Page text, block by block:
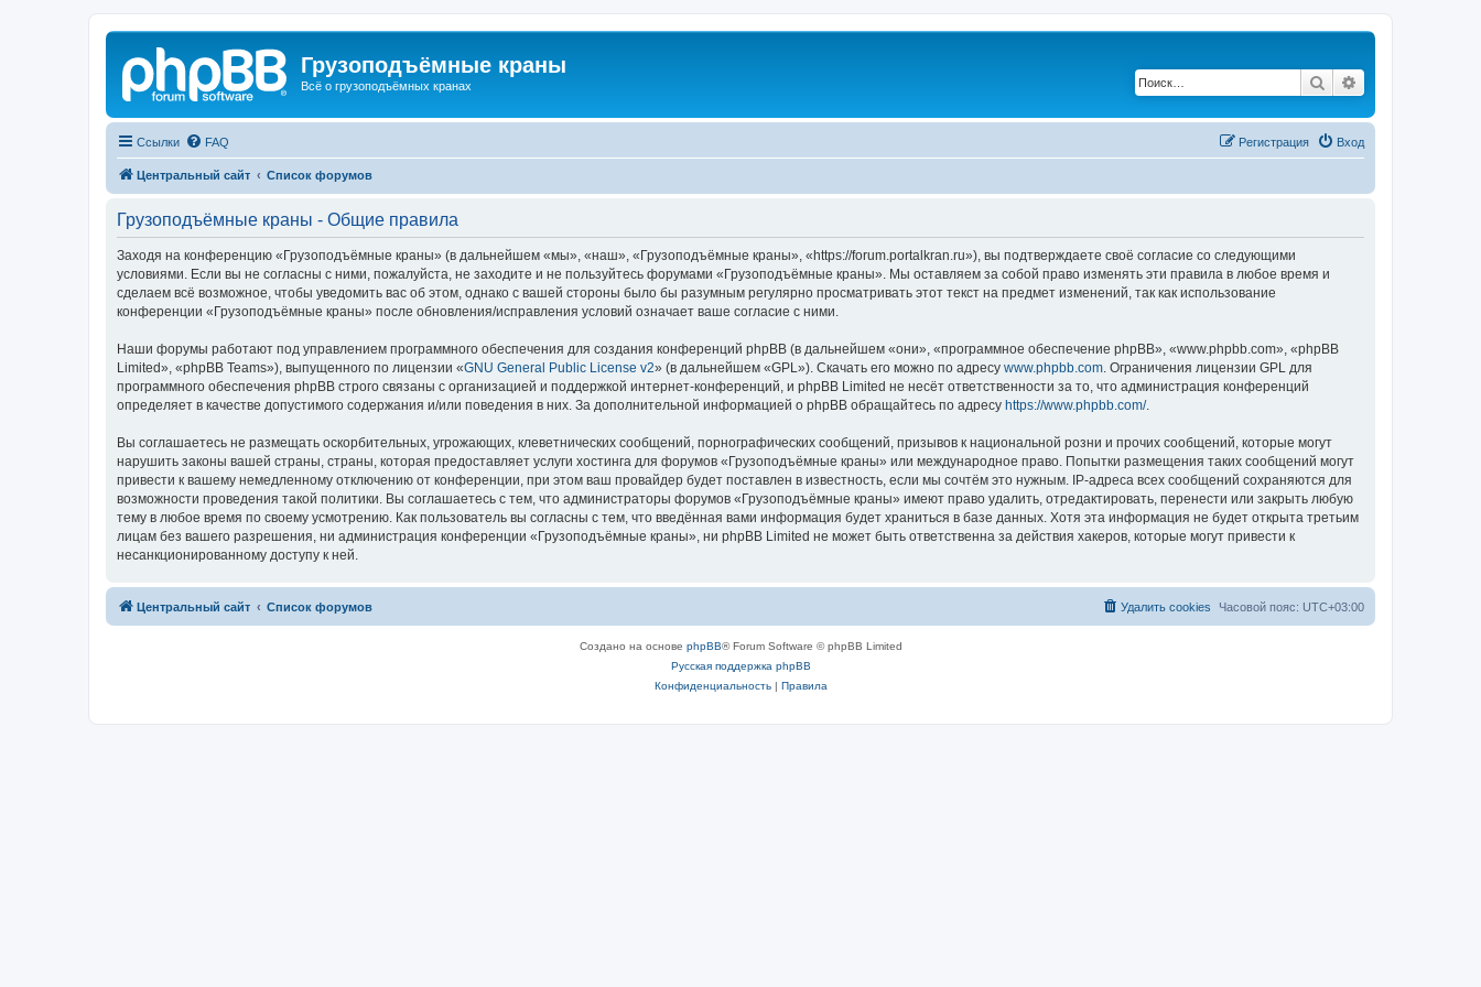
Грузоподъёмные краны
Всё о грузоподъёмных кранах Поиск
Ссылки FAQ Вход
Регистрация
Центральный сайт Список форумов
Грузоподъёмные краны - Общие правила
Заходя на конференцию «Грузоподъёмные краны» (в дальнейшем «мы», «наш», «Грузоподъёмные краны», «https://forum.portalkran.ru»), вы подтверждаете своё согласие со следующими
условиями. Если вы не согласны с ними, пожалуйста, не заходите и не пользуйтесь форумами «Грузоподъёмные краны». Мы оставляем за собой право изменять эти правила в любое время и
сделаем всё возможное, чтобы уведомить вас об этом, однако с вашей стороны было бы разумным регулярно просматривать этот текст на предмет изменений, так как использование
конференции «Грузоподъёмные краны» после обновления/исправления условий означает ваше согласие с ними.
Наши форумы работают под управлением программного обеспечения для создания конференций phpBB (в дальнейшем «они», «программное обеспечение phpBB», «www.phpbb.com», «phpBB
Limited», «phpBB Teams»), выпущенного по лицензии «GNU General Public License v2» (в дальнейшем «GPL»). Скачать его можно по адресу www.phpbb.com . Ограничения лицензии GPL для
программного обеспечения phpBB строго связаны с организацией и поддержкой интернет-конференций, и phpBB Limited не несёт ответственности за то, что администрация конференций
определяет в качестве допустимого содержания и/или поведения в них. За дополнительной информацией о phpBB обращайтесь по адресу https://www.phpbb.com/.
Вы соглашаетесь не размещать оскорбительных, угрожающих, клеветнических сообщений, порнографических сообщений, призывов к национальной розни и прочих сообщений, которые могут
нарушить законы вашей страны, страны, которая предоставляет услуги хостинга для форумов «Грузоподъёмные краны» или международное право. Попытки размещения таких сообщений могут
привести к вашему немедленному отключению от конференции, при этом ваш провайдер будет поставлен в известность, если мы сочтём это нужным. IP-адреса всех сообщений сохраняются для
возможности проведения такой политики. Вы соглашаетесь с тем, что администраторы форумов «Грузоподъёмные краны» имеют право удалить, отредактировать, перенести или закрыть любую
тему в любое время по своему усмотрению. Как пользователь вы согласны с тем, что введённая вами информация будет храниться в базе данных. Хотя эта информация не будет открыта третьим
лицам без вашего разрешения, ни администрация конференции «Грузоподъёмные краны», ни phpBB Limited не может быть ответственна за действия хакеров, которые могут привести к
несанкционированному доступу к ней.
Центральный сайт Список форумов Часовой пояс: UTC+03:00
Удалить cookies
Создано на основе phpBB® Forum Software © phpBB Limited
Русская поддержка phpBB
Конфиденциальность| Правила